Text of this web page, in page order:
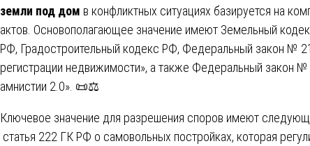
земли под дом в конфликтных ситуациях базируется на
актов. Основополагающее значение имеют Земельный
РФ, Градостроительный кодекс РФ, Федеральный закон №
регистрации недвижимости», а также Федеральный закон
амнистии 2.0». 📜⚖️
Ключевое значение для разрешения споров имеют
статья 222 ГК РФ о самовольных постройках, которая